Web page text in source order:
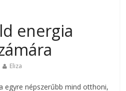
energia
Eliza
egyre népszerűbb mind otthoni,